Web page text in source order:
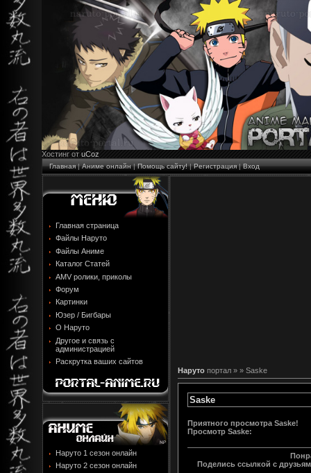
Хостинг от uCoz
Главная|Аниме онлайн|Помощь сайту!|Регистрация|Вход
Главная страница
Файлы Наруто
Файлы Аниме
Каталог Статей
AMV ролики, приколы
Форум
Картинки
Юзер / Бигбары
О Наруто
Другое и связь с
администрацией
Раскрутка ваших сайтов
Наруто 1 сезон онлайн
Наруто 2 сезон онлайн
Наруто портал » » Saske
Saske
Приятного просмотра Saske!
Просмотр Saske:
Поделись ссылкой с